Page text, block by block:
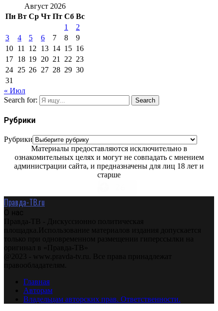
Август 2026
Пн Вт Ср Чт Пт Сб Вс
1
2
3
4 5 6 7 8
9
10 11 12 13 14 15 16
17 18 19 20 21 22 23
24 25 26 27 28 29 30
31
« Июл
Search for:
Search
Рубрики
Рубрики
Материалы предоставляются исключительно в
ознакомительных целях и могут не совпадать с мнением
администрации сайта, и предназначены для лиц 18 лет и
старше
Правда-ТВ.ru
О нас
Правда-ТВ - Дискуссионно политическая
площадка.Использование материалов издания допускается
только при одновременном размещении гиперссылки на
оригинал в «Правда-ТВ»
@2023 - www.pravda-tv.ru. Все права принадлежат
правообладателям.
Главная
Авторам
Владельцам авторских прав. Ответственности.